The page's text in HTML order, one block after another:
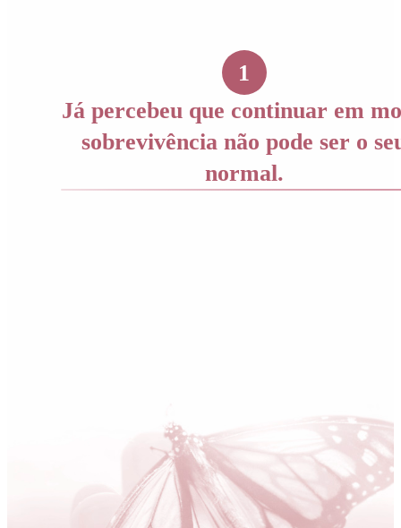
1
Já percebeu que continuar em
sobrevivência não pode ser o
normal.